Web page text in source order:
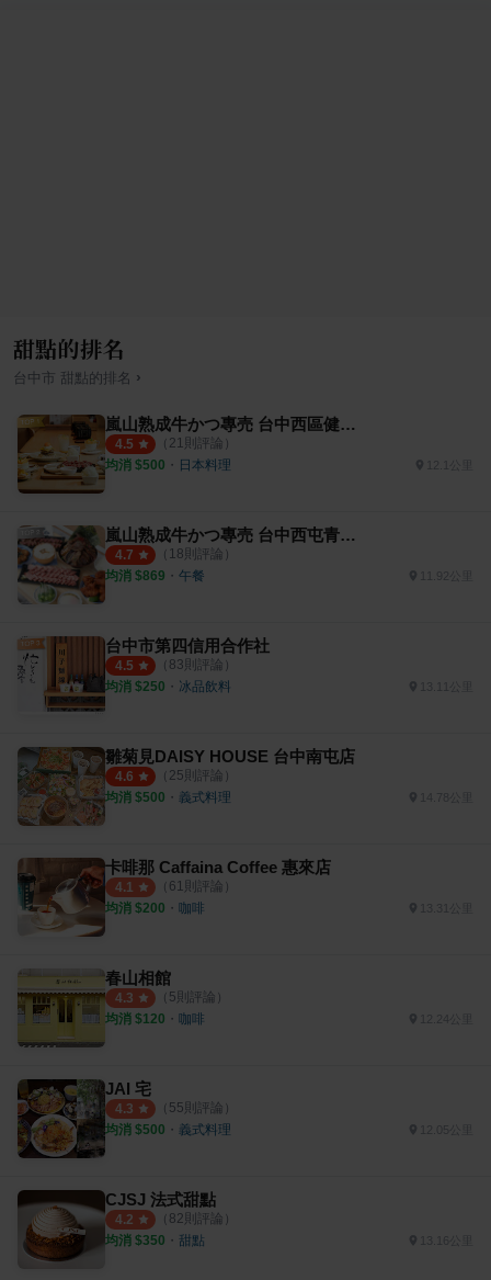
甜點的排名
台中市 甜點的排名 ›
嵐山熟成牛かつ專売 台中西區健行店
4.5 （ 21 則評論）
均消 $500 ・ 日本料理
嵐山熟成牛かつ專売 台中西屯青海店
4.7 （ 18則評論）
均消 $869 ・ 午餐
台中市第四信用合作社
4.5 （ 83則評論）
均消 $250 ・ 冰品飲料
雛菊見DAISY HOUSE 台中南屯店
4.6 （ 25則評論）
均消 $500 ・ 義式料理 14.78公里
卡啡那 Caffaina Coffee 惠來店
4.1 （ 61 則評論）
均消 $200 ・ 咖啡
春山相館
4.3 （ 5則評論）
均消 $120 ・ 咖啡 12.24公里
JAI 宅
4.3 （ 55則評論）
均消 $500 ・ 義式料理 12.05公里
CJSJ 法式甜點
4.2 （ 82則評論）
均消 $350 ・ 甜點